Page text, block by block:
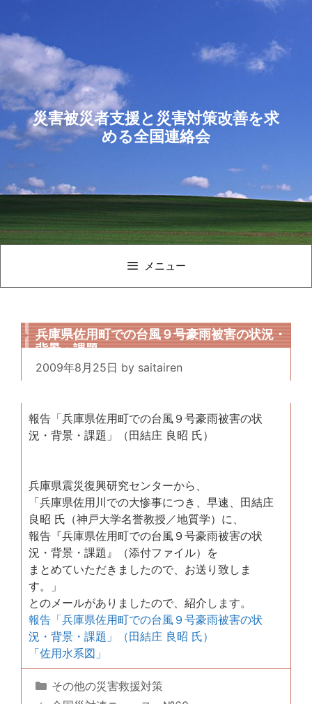
テ
ツ
へ
ス
キ
ッ
災害被災者支援と災害対策改善を求
める全国連絡会
メニュー
兵庫県佐用町での台風９号豪雨被害の状況・
背景・課題
2009年8月25日 by saitairen
報告「兵庫県佐用町での台風９号豪雨被害の状
況・背景・課題」（田結庄 良昭 氏）
兵庫県震災復興研究センターから、
「兵庫県佐用川での大惨事につき、早速、田結庄
良昭 氏（神戸大学名誉教授／地質学）に、
報告『兵庫県佐用町での台風９号豪雨被害の状
況・背景・課題』（添付ファイル）を
まとめていただきましたので、お送り致しま
す。」
とのメールがありましたので、紹介します。
報告「兵庫県佐用町での台風９号豪雨被害の状
況・背景・課題」（田結庄 良昭 氏）
「佐用水系図」
カ
テ
その他の災害救援対策